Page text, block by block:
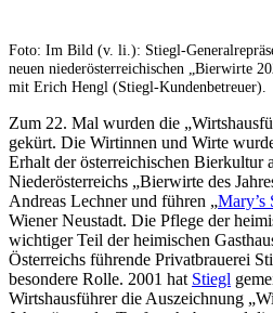
Foto: Im Bild (v. li.): Stiegl-
neuen niederösterreichischen „Bierwirte
mit Erich Hengl (Stiegl-Kundenbetreuer).
Zum 22. Mal wurden die
gekürt. Die Wirtinnen und Wirte
Erhalt der österreichischen Bierkultur
Niederösterreichs „Bierwirte des
Andreas Lechner und führen „Mary’s
Wiener Neustadt. Die Pflege der
wichtiger Teil der heimischen
Österreichs führende Privatbrauerei
besondere Rolle. 2001 hat Stiegl
Wirtshausführer die Auszeichnung